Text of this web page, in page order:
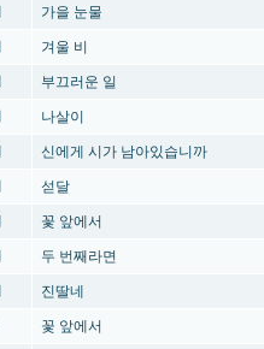
가을 눈물
겨울 비
부끄러운 일
나살이
신에게 시가 남아있습니까
섣달
꽃 앞에서
두 번째라면
진딸네
꽃 앞에서